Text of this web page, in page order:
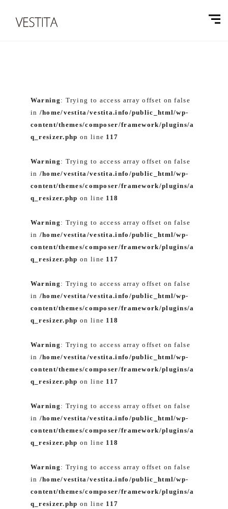
Warning : Trying to access array offset on false
in /home/vestita/vestita.info/public_html/wp-
content/themes/composer/framework/plugins/a
q_resizer.php on line 117
Warning : Trying to access array offset on false
in /home/vestita/vestita.info/public_html/wp-
content/themes/composer/framework/plugins/a
q_resizer.php on line 118
Warning : Trying to access array offset on false
in /home/vestita/vestita.info/public_html/wp-
content/themes/composer/framework/plugins/a
q_resizer.php on line 117
Warning : Trying to access array offset on false
in /home/vestita/vestita.info/public_html/wp-
content/themes/composer/framework/plugins/a
q_resizer.php on line 118
Warning : Trying to access array offset on false
in /home/vestita/vestita.info/public_html/wp-
content/themes/composer/framework/plugins/a
q_resizer.php on line 117
Warning : Trying to access array offset on false
in /home/vestita/vestita.info/public_html/wp-
content/themes/composer/framework/plugins/a
q_resizer.php on line 118
Warning : Trying to access array offset on false
in /home/vestita/vestita.info/public_html/wp-
content/themes/composer/framework/plugins/a
q_resizer.php on line 117